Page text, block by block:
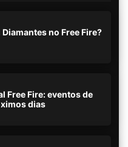
no Free Fire?
Free Fire: eventos de
dias